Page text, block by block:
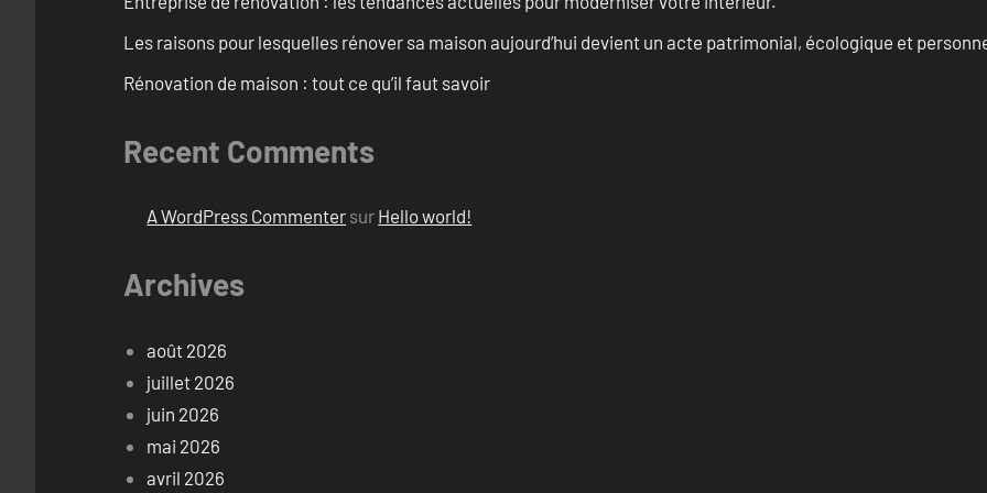
Les raisons pour lesquelles rénover sa maison aujourd’hui devient un acte patrimonial, écologique et
Rénovation de maison : tout ce qu’il faut savoir
Recent Comments
A WordPress Commenter sur Hello world!
Archives
août 2026
juillet 2026
juin 2026
mai 2026
avril 2026